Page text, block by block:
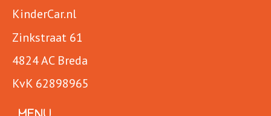
KinderCar.nl
Zinkstraat 61
4824 AC Breda
KvK 62898965